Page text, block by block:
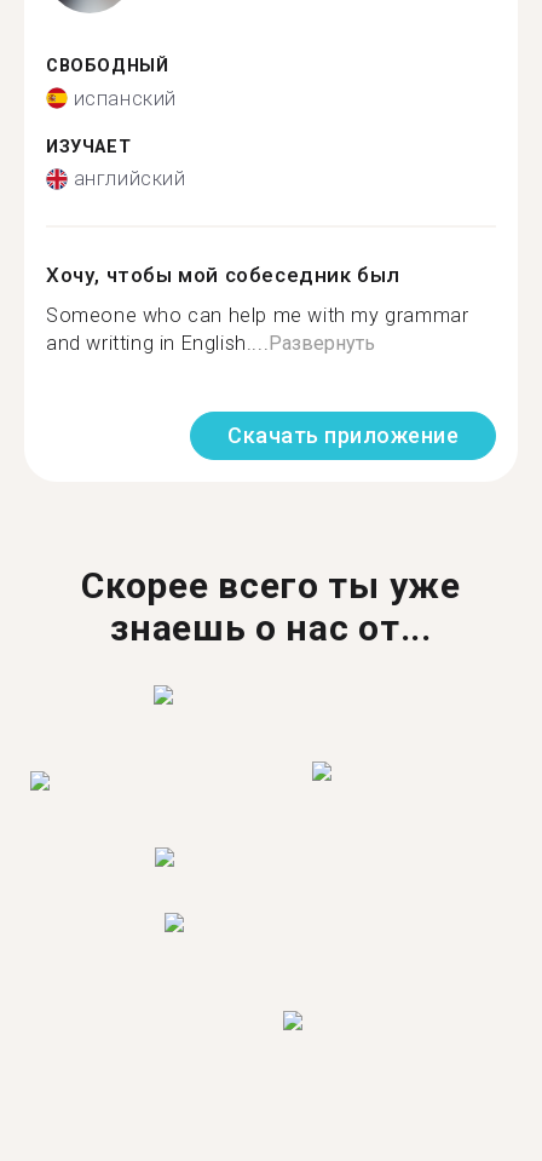
СВОБОДНЫЙ
испанский
ИЗУЧАЕТ
английский
Хочу, чтобы мой собеседник был
Someone who can help me with my grammar
and writting in English....Развернуть
Скачать приложение
Скорее всего ты уже
знаешь о нас от...